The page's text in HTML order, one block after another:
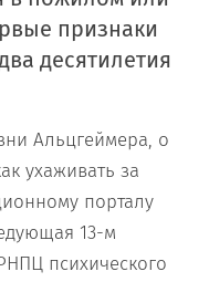
признаки
десятилетия
Альцгеймера, о
ухаживать за
порталу
13-м
психического